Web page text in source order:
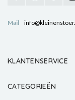
Mail
KLANTENSERVICE
CATEGORIEËN